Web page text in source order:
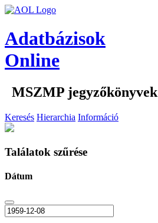
Adatbázisok
Online
MSZMP jegyzőkönyvek
Keresés Hierarchia Információ
Találatok szűrése
Dátum